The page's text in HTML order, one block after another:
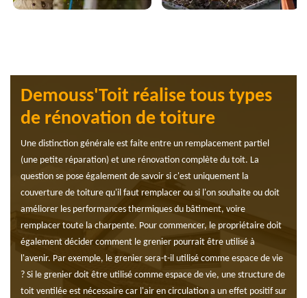
Demouss'Toit réalise tous types
de rénovation de toiture
Une distinction générale est faite entre un remplacement partiel
(une petite réparation) et une rénovation complète du toit. La
question se pose également de savoir si c'est uniquement la
couverture de toiture qu'il faut remplacer ou si l'on souhaite ou doit
améliorer les performances thermiques du bâtiment, voire
remplacer toute la charpente. Pour commencer, le propriétaire doit
également décider comment le grenier pourrait être utilisé à
l'avenir. Par exemple, le grenier sera-t-il utilisé comme espace de vie
? Si le grenier doit être utilisé comme espace de vie, une structure de
toit ventilée est nécessaire car l'air en circulation a un effet positif sur